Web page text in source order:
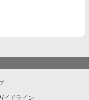
イドライン